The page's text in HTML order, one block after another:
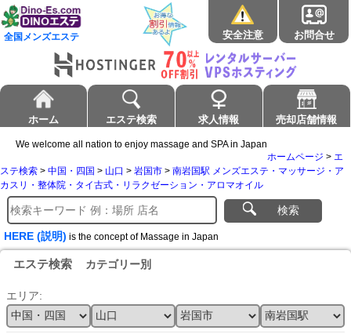
全国メンズエステ 安全注意 お問合せ
ホーム エステ検索 求人情報 売却店舗情報
We welcome all nation to enjoy massage and SPA in Japan
ホームページ > エ
ステ検索 > 中国・四国 > 山口 > 岩国市 > 南岩国駅 メンズエステ・マッサージ・ア
カスリ・整体院・タイ古式・リラクゼーション・アロマオイル
検索
HERE (説明) is the concept of Massage in Japan
エステ検索 カテゴリー別
エリア: